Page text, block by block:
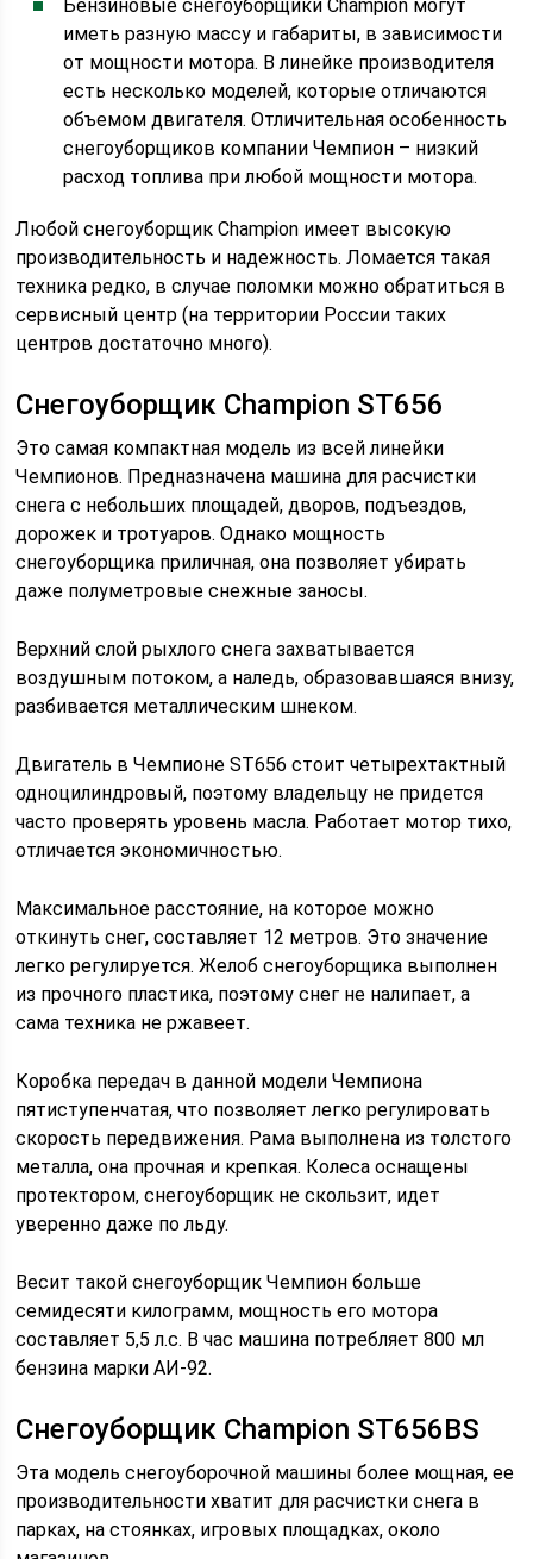
Бензиновые снегоуборщики Champion могут
иметь разную массу и габариты, в зависимости
от мощности мотора. В линейке производителя
есть несколько моделей, которые отличаются
объемом двигателя. Отличительная особенность
снегоуборщиков компании Чемпион – низкий
расход топлива при любой мощности мотора.
Любой снегоуборщик Champion имеет высокую
производительность и надежность. Ломается такая
техника редко, в случае поломки можно обратиться в
сервисный центр (на территории России таких
центров достаточно много).
Снегоуборщик Champion ST656
Это самая компактная модель из всей линейки
Чемпионов. Предназначена машина для расчистки
снега с небольших площадей, дворов, подъездов,
дорожек и тротуаров. Однако мощность
снегоуборщика приличная, она позволяет убирать
даже полуметровые снежные заносы.
Верхний слой рыхлого снега захватывается
воздушным потоком, а наледь, образовавшаяся внизу,
разбивается металлическим шнеком.
Двигатель в Чемпионе ST656 стоит четырехтактный
одноцилиндровый, поэтому владельцу не придется
часто проверять уровень масла. Работает мотор тихо,
отличается экономичностью.
Максимальное расстояние, на которое можно
откинуть снег, составляет 12 метров. Это значение
легко регулируется. Желоб снегоуборщика выполнен
из прочного пластика, поэтому снег не налипает, а
сама техника не ржавеет.
Коробка передач в данной модели Чемпиона
пятиступенчатая, что позволяет легко регулировать
скорость передвижения. Рама выполнена из толстого
металла, она прочная и крепкая. Колеса оснащены
протектором, снегоуборщик не скользит, идет
уверенно даже по льду.
Весит такой снегоуборщик Чемпион больше
семидесяти килограмм, мощность его мотора
составляет 5,5 л.с. В час машина потребляет 800 мл
бензина марки АИ-92.
Снегоуборщик Champion ST656BS
Эта модель снегоуборочной машины более мощная, ее
производительности хватит для расчистки снега в
парках, на стоянках, игровых площадках, около